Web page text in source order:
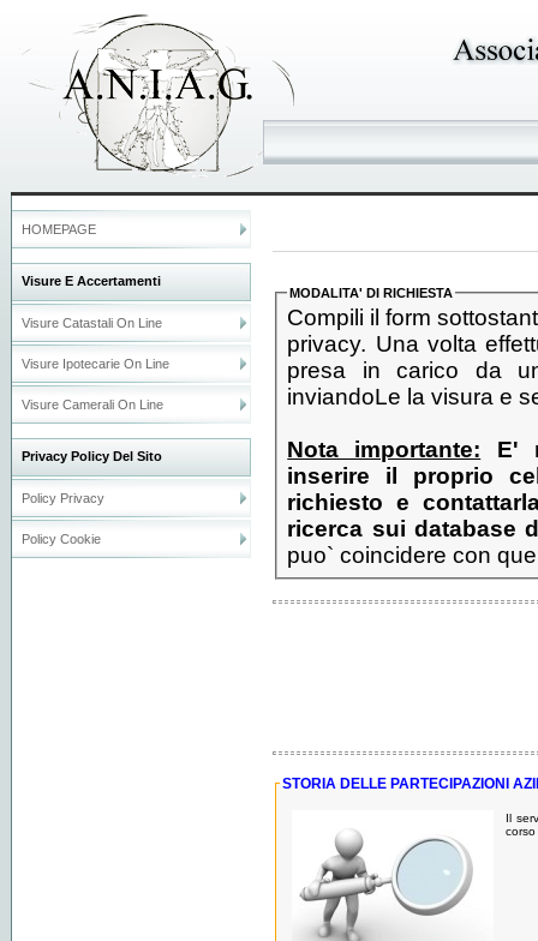
HOMEPAGE
Visure E Accertamenti
Visure Catastali On Line
Visure Ipotecarie On Line
Visure Camerali On Line
Privacy Policy Del Sito
Policy Privacy
Policy Cookie
MODALITA' DI RICHIESTA
Compili il form
privacy. Una volta effettuato
presa in carico da
inviandoLe la visura e
Nota importante: E'
inserire il proprio
richiesto e contattarla personalmente qualora vi fossero problemi nella
ricerca sui database
puo` coincidere con
STORIA DELLE PARTECIPAZIONI
Il